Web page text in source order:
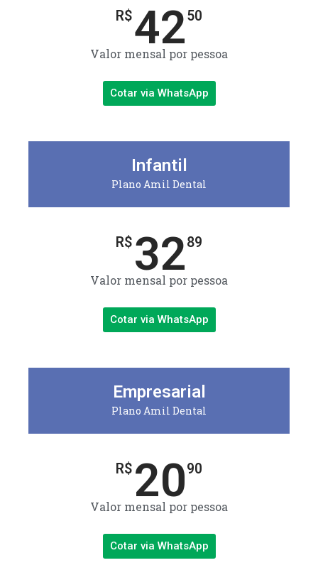
R$4250
Valor mensal por pessoa
Cotar via WhatsApp
Infantil
Plano Amil Dental
R$ 3289
Valor mensal por pessoa
Cotar via WhatsApp
Empresarial
Plano Amil Dental
R$ 2090
Valor mensal por pessoa
Cotar via WhatsApp